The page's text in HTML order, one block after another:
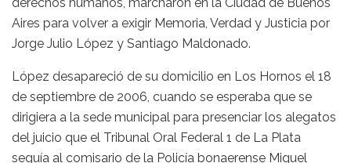
Aires para volver a exigir Memoria, Verdad y Justicia por
Jorge Julio López y Santiago Maldonado.
López desapareció de su domicilio en Los Hornos el 18
de septiembre de 2006, cuando se esperaba que se
dirigiera a la sede municipal para presenciar los alegatos
del juicio que el Tribunal Oral Federal 1 de La Plata
seguía al comisario de la Policía bonaerense Miguel